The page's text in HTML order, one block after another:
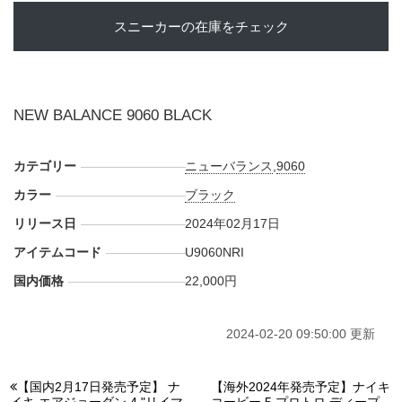
スニーカーの在庫をチェック
NEW BALANCE 9060 BLACK
カテゴリー ニューバランス ,9060
カラー
ブラック
リリース日
2024年02月17日
アイテムコード
U9060NRI
国内価格
22,000円
2024-02-20 09:50:00 更新
【国内2月17日発売予定】 ナ
【海外2024年発売予定】ナイキ